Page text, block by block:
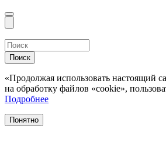
Поиск
«Продолжая использовать настоящий
на обработку файлов «cookie»,
Подробнее
Понятно